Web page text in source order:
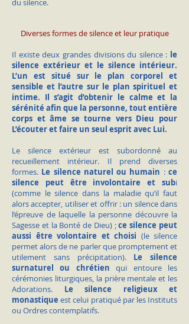
du silence.
Diverses formes de silence et leur pratique
Il existe deux grandes divisions du silence : le
silence extérieur et le silence intérieur.
L’un est situé sur le plan corporel et
sensible et l’autre sur le plan spirituel et
intime. Il s’agit d’obtenir le calme et la
sérénité afin que la personne, tout entière
corps et âme se tourne vers Dieu pour
L’écouter et faire un seul esprit avec Lui.
Le silence extérieur est subordonné au
recueillement intérieur. Il prend diverses
formes. Le silence naturel ou humain :ce
silence peut être involontaire et subi
(comme le silence dans la maladie qu’il faut
alors accepter, utiliser et offrir : un silence dans
l’épreuve de laquelle la personne découvre la
Sagesse et la Bonté de Dieu) ;ce silence peut
aussi être volontaire et choisi (le silence
permet alors de ne parler que promptement et
utilement sans précipitation). Le silence
surnaturel ou chrétienqui entoure les
cérémonies liturgiques, la prière mentale et les
Adorations. Le silence religieux et
monastique est celui pratiqué par les Instituts
ou Ordres contemplatifs.